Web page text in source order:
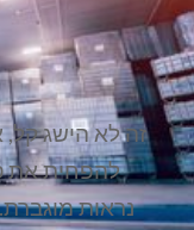
זה לא הישג
להפחית את
נראות